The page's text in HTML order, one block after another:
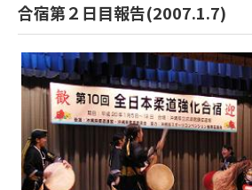
合宿第２日目報告(2007.1.7)